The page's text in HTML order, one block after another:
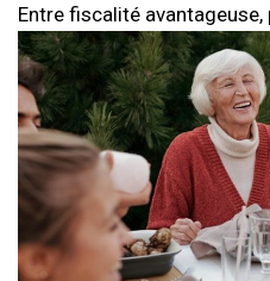
Entre fiscalité